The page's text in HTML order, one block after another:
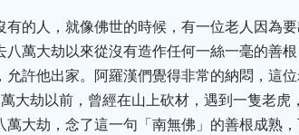
有的人，就像佛世的時候，有一位老人因為
八萬大劫以來從沒有造作任何一絲一毫的善
許他出家。阿羅漢們覺得非常的納悶，這
大劫以前，曾經在山上砍材，遇到一隻老
萬大劫，念了這一句「南無佛」的善根成熟